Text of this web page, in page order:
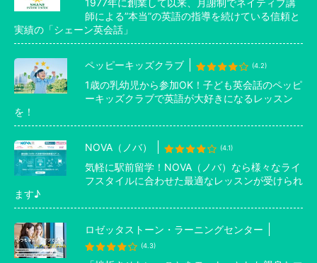
師による”本当”の英語の指導を続けている信頼と
実績の「シェーン英会話」
ペッピーキッズクラブ (4.2)
1歳の乳幼児から参加OK！子ども英会話のペッピ
ーキッズクラブで英語が大好きになるレッスン
を！
NOVA（ノバ） (4.1)
気軽に駅前留学！NOVA（ノバ）なら様々なライ
フスタイルに合わせた最適なレッスンが受けられ
ます♪
ロゼッタストーン・ラーニングセンター
(4.3)